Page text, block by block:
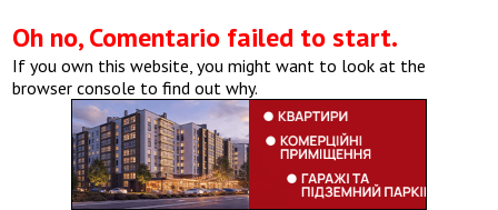
Oh no, Comentario failed to start.
If you own this website, you might want to look at the
browser console to find out why.